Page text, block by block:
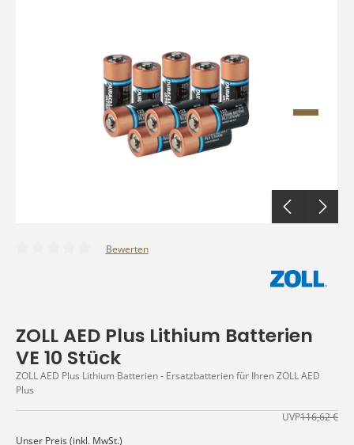
Bewerten
ZOLL AED Plus Lithium Batterien
VE 10 Stück
ZOLL AED Plus Lithium Batterien - Ersatzbatterien für Ihren ZOLL AED
Plus
UVP116,62 €
Unser Preis (inkl. MwSt.)